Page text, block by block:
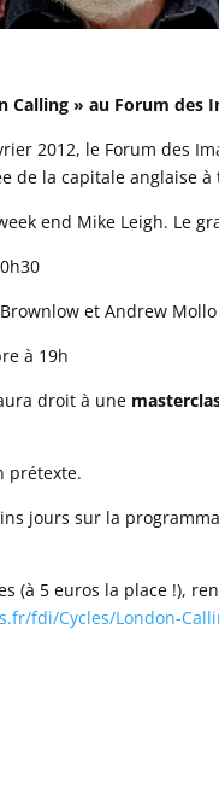
Calling » au Forum des
2012, le Forum des
de la capitale anglaise
end Mike Leigh. Le
et Andrew
à 19h
droit à une
prétexte.
jours sur la
(à 5 euros la place !),
fdi/Cycles/London-